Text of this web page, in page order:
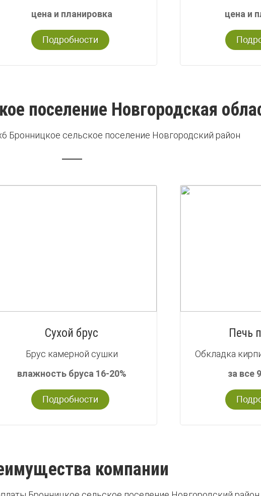
цена и планировка
Подробности
цена и
поселение Новгородская
Бронницкое сельское поселение Новгородский район
Сухой брус
Брус камерной сушки
влажность бруса 16-20%
Подробности
Печь
Обкладка
за все
компании